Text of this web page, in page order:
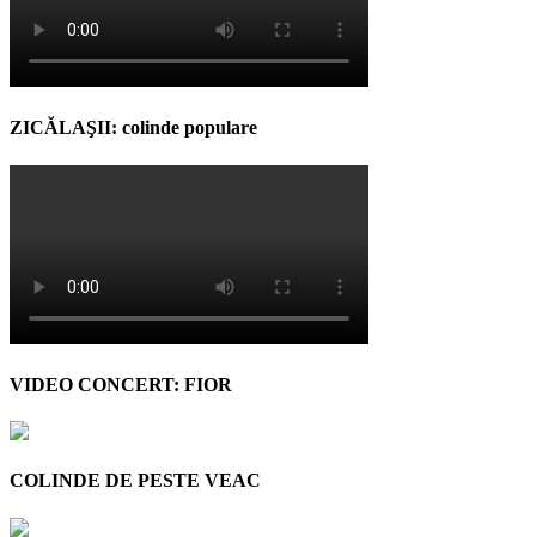
ZICĂLAŞII: colinde populare
VIDEO CONCERT: FIOR
COLINDE DE PESTE VEAC